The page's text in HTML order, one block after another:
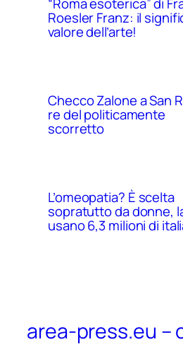
Roesler Franz: il
valore dell’arte!
Checco Zalone a San
re del politicamente
scorretto
L’omeopatia? È scelta
sopratutto da donne,
usano 6,3 milioni di
area-press.eu –